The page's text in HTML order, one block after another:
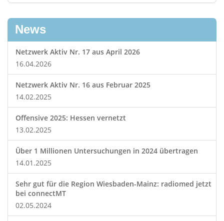
News
Netzwerk Aktiv Nr. 17 aus April 2026
16.04.2026
Netzwerk Aktiv Nr. 16 aus Februar 2025
14.02.2025
Offensive 2025: Hessen vernetzt
13.02.2025
Über 1 Millionen Untersuchungen in 2024 übertragen
14.01.2025
Sehr gut für die Region Wiesbaden-Mainz: radiomed jetzt
bei connectMT
02.05.2024